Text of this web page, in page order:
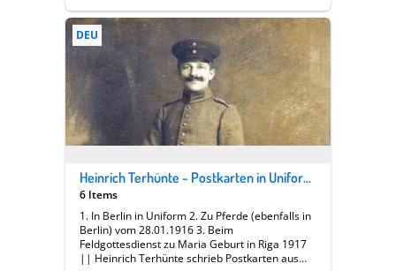
DEU
Heinrich Terhünte - Postkarten in Uniform | zu Pferde und beim Kriegsgottesdienst.
6 Items
1. In Berlin in Uniform 2. Zu Pferde (ebenfalls in
Berlin) vom 28.01.1916 3. Beim
Feldgottesdienst zu Maria Geburt in Riga 1917
|| Heinrich Terhünte schrieb Postkarten aus